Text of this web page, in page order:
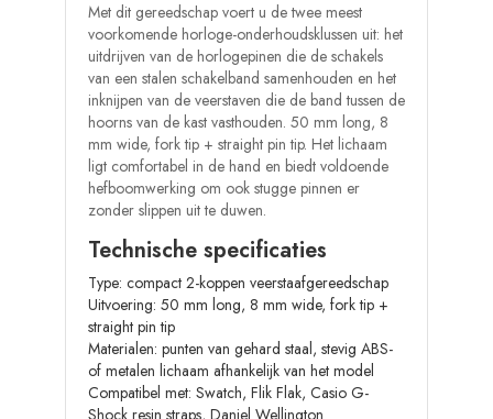
Met dit gereedschap voert u de twee meest
voorkomende horloge-onderhoudsklussen uit: het
uitdrijven van de horlogepinen die de schakels
van een stalen schakelband samenhouden en het
inknijpen van de veerstaven die de band tussen de
hoorns van de kast vasthouden. 50 mm long, 8
mm wide, fork tip + straight pin tip. Het lichaam
ligt comfortabel in de hand en biedt voldoende
hefboomwerking om ook stugge pinnen er
zonder slippen uit te duwen.
Technische specificaties
Type: compact 2-koppen veerstaafgereedschap
Uitvoering: 50 mm long, 8 mm wide, fork tip +
straight pin tip
Materialen: punten van gehard staal, stevig ABS-
of metalen lichaam afhankelijk van het model
Compatibel met: Swatch, Flik Flak, Casio G-